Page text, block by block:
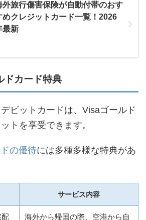
外旅行傷害保険が自動付帯のおす
めクレジットカード一覧！2026
最新
ドカード特典
ビットカードは、Visaゴールド
トを享受できます。
の優待には多種多様な特典があ
サービス内容
配
海外から帰国の際、空港から自